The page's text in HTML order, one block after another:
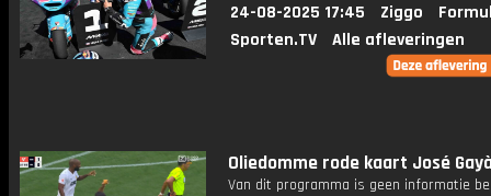
24-08-2025 17:45 Ziggo
Sporten.TV
Alle afleveringen
Oliedomme rode kaart José
Van dit programma is geen informatie